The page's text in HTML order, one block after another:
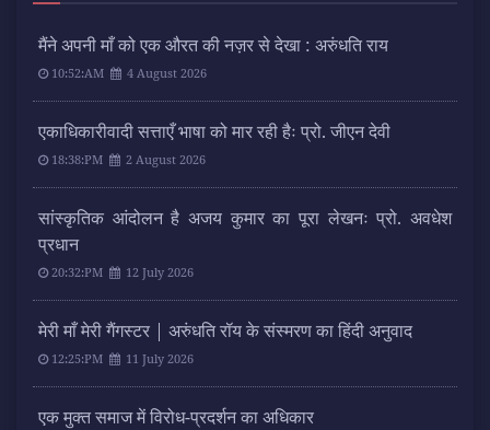
मैंने अपनी माँ को एक औरत की नज़र से देखा : अरुंधति राय
10:52:AM 4 August 2026
एकाधिकारीवादी सत्ताएँ भाषा को मार रही हैः प्रो. जीएन देवी
18:38:PM 2 August 2026
सांस्कृतिक आंदोलन है अजय कुमार का पूरा लेखनः प्रो. अवधेश
प्रधान
20:32:PM 12 July 2026
मेरी माँ मेरी गैंगस्टर | अरुंधति रॉय के संस्मरण का हिंदी अनुवाद
12:25:PM 11 July 2026
एक मुक्त समाज में विरोध-प्रदर्शन का अधिकार